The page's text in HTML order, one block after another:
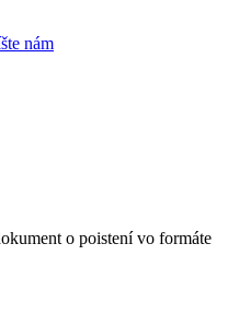
nám
o poistení vo formáte